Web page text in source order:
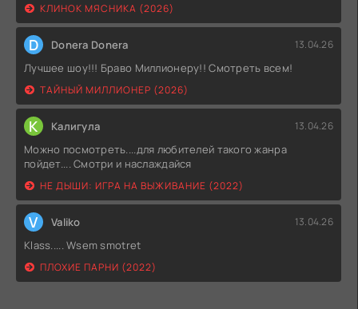
КЛИНОК МЯСНИКА (2026)
D Donera Donera 13.04.26
Лучшее шоу!!! Браво Миллионеру!! Смотреть всем!
ТАЙНЫЙ МИЛЛИОНЕР (2026)
К Калигула 13.04.26
Можно посмотреть....для любителей такого жанра
пойдет.... Смотри и наслаждайся
НЕ ДЫШИ: ИГРА НА ВЫЖИВАНИЕ (2022)
V Valiko 13.04.26
Klass..... Wsem smotret
ПЛОХИЕ ПАРНИ (2022)